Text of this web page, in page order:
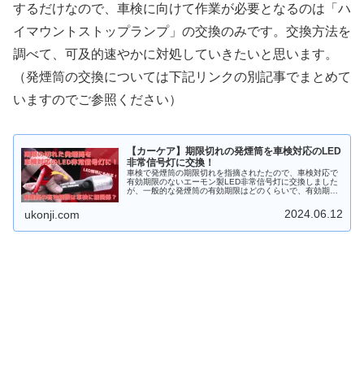
するだけなので、車検に向けて作業が必要となるのは「ハ
イマウントストップランプ」の交換のみです。交換方法を
調べて、可及的速やかに対処していきたいと思います。
（発煙筒の交換については下記リンクの別記事でまとめて
いますのでご参照ください）
【カーケア】期限切れの発煙筒を車検対応のLED
非常信号灯に交換！
車検で発煙筒の期限切れを指摘されたたので、車検対応で
有効期限のないエーモン製LED非常信号灯に交換しました
が、一般的な発煙筒の有効期限はどのくらいで、有効期限
ukonji.com 2024.06.12